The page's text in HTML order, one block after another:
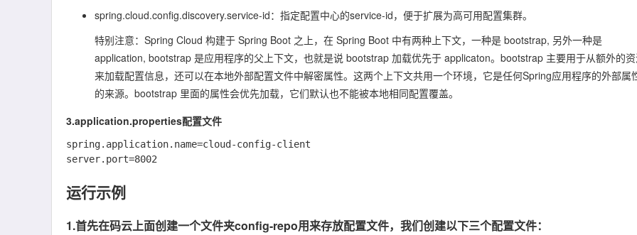
spring.cloud.config.discovery.service-id：指定配置中心的service-id，便于扩展为高可用配置集群。
特别注意：Spring Cloud 构建于 Spring Boot 之上，在 Spring Boot 中有两种上下文，一种是 bootstrap, 另外一种是
application, bootstrap 是应用程序的父上下文，也就是说 bootstrap 加载优先于 applicaton。bootstrap 主要用于从额外的
来加载配置信息，还可以在本地外部配置文件中解密属性。这两个上下文共用一个环境，它是任何Spring应用程序的外部属
的来源。bootstrap 里面的属性会优先加载，它们默认也不能被本地相同配置覆盖。
3.application.properties配置文件
spring.application.name=cloud-config-client
运行示例
1.首先在码云上面创建一个文件夹config-repo用来存放配置文件，我们创建以下三个配置文件：